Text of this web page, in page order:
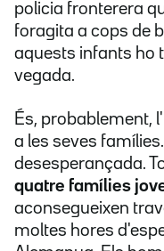
policia fronterera
foragita a cops de
aquests infants ho
vegada.
És, probablement,
a les seves
desesperançada.
quatre famílies
aconsegueixen
moltes hores